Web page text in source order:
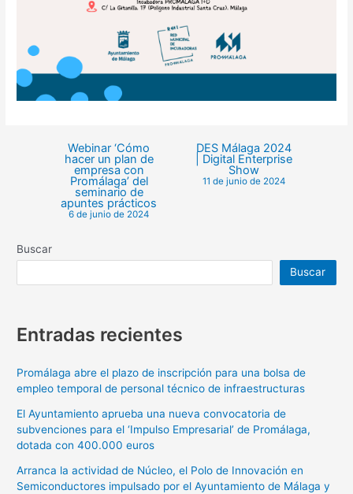
Webinar ‘Cómo
hacer un plan de
empresa con
Promálaga’ del
seminario de
apuntes prácticos
6 de junio de 2024
DES Málaga 2024
| Digital Enterprise
Show
11 de junio de 2024
Buscar
Buscar
Entradas recientes
Promálaga abre el plazo de inscripción para una bolsa de
empleo temporal de personal técnico de infraestructuras
El Ayuntamiento aprueba una nueva convocatoria de
subvenciones para el ‘Impulso Empresarial’ de Promálaga,
dotada con 400.000 euros
Arranca la actividad de Núcleo, el Polo de Innovación en
Semiconductores impulsado por el Ayuntamiento de Málaga y